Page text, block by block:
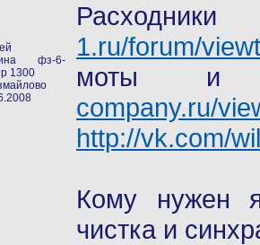
фз-6-
1300
1.ru/forum/
company.ru/
http://vk.com/
Кому нужен
чистка и